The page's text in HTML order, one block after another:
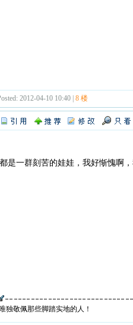
2012-04-10 10:40 | 8 楼
都是一群刻苦的娃娃，我好惭愧啊
独敬佩那些脚踏实地的人！